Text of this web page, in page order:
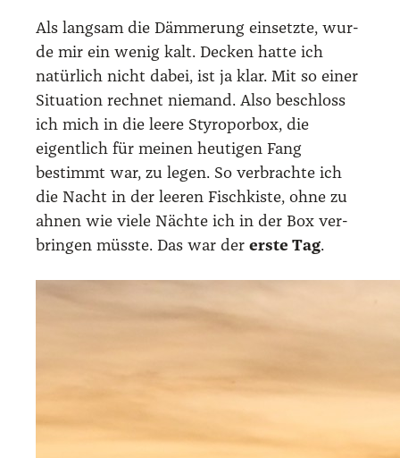
Als lang­sam die Däm­me­rung ein­setz­te, wur­
de mir ein wenig kalt. Decken hat­te ich
natür­lich nicht dabei, ist ja klar. Mit so einer
Situa­ti­on rech­net nie­mand. Also beschloss
ich mich in die lee­re Sty­ro­por­box, die
eigent­lich für mei­nen heu­ti­gen Fang
bestimmt war, zu legen. So ver­brach­te ich
die Nacht in der lee­ren Fisch­kis­te, ohne zu
ahnen wie vie­le Näch­te ich in der Box ver­
brin­gen müss­te. Das war der ers­te Tag.